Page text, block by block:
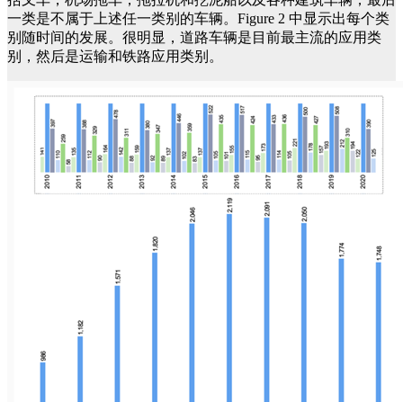
一类是不属于上述任一类别的车辆。Figure 2 中显示出每个类
别随时间的发展。很明显，道路车辆是目前最主流的应用类
别，然后是运输和铁路应用类别。